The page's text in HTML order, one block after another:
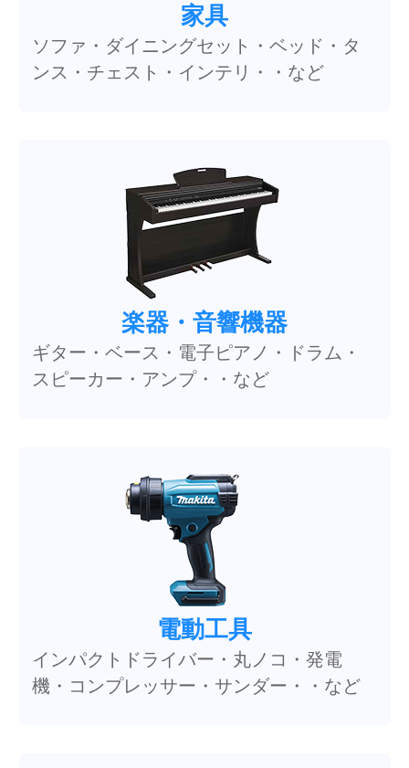
家具
ソファ・ダイニングセット・ベッド・タ
ンス・チェスト・インテリ・・など
楽器・音響機器
ギター・ベース・電子ピアノ・ドラム・
スピーカー・アンプ・・など
電動工具
インパクトドライバー・丸ノコ・発電
機・コンプレッサー・サンダー・・など